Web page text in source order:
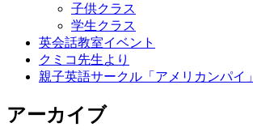
子供クラス
学生クラス
英会話教室イベント
クミコ先生より
親子英語サークル「アメリカンパイ」
アーカイブ